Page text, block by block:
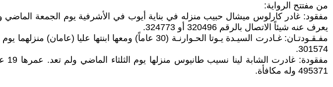
من مفتتح الرواية:
يعرف عنه شيئاً الاتصال بالرقم 320496 أو 324773.
301574.
495371 وله مكافأة.